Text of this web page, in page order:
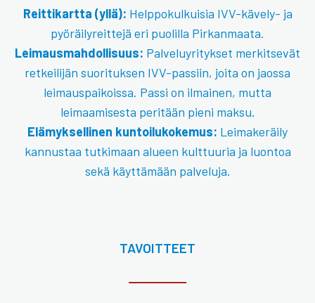
Reittikartta (yllä): Helppokulkuisia IVV-kävely- ja
pyöräilyreittejä eri puolilla Pirkanmaata.
Leimausmahdollisuus: Palveluyritykset merkitsevät
retkeilijän suorituksen IVV-passiin, joita on jaossa
leimauspaikoissa. Passi on ilmainen, mutta
leimaamisesta peritään pieni maksu.
Elämyksellinen kuntoilukokemus: Leimakeräily
kannustaa tutkimaan alueen kulttuuria ja luontoa
sekä käyttämään palveluja.
TAVOITTEET